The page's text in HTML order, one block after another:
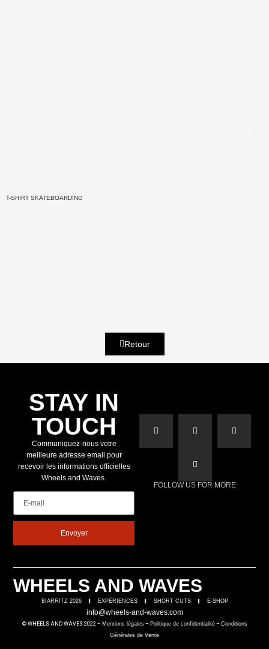
T-SHIRT SKATEBOARDING
Retour
STAY IN
TOUCH
Communiquez-nous votre
meilleure adresse email pour
recevoir les informations officielles
Wheels and Waves.
Envoyer
FOLLOW US FOR MORE
WHEELS AND WAVES
BIARRITZ 2026 EXPÉRIENCES SHORT CUTS E-SHOP
info@wheels-and-waves.com
© WHEELS AND WAVES 2022 – Mentions légales– Politique de confidentialité– Conditions
Générales de Vente